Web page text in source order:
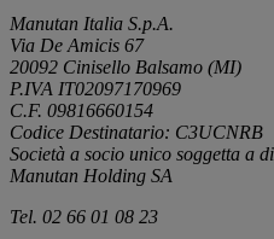
Manutan Italia S.p.A.
Via De Amicis 67
20092 Cinisello Balsamo (MI)
P.IVA IT02097170969
C.F. 09816660154
Codice Destinatario: C3UCNRB
Società a socio unico soggetta a
Manutan Holding SA
Tel. 02 66 01 08 23